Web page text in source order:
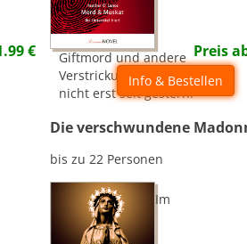
€
Giftmord und andere
Verstrickungen gibt es
nicht erst seit gestern!
Preis
Info & Bestellen
Die verschwundene
bis zu 22 Personen
Im